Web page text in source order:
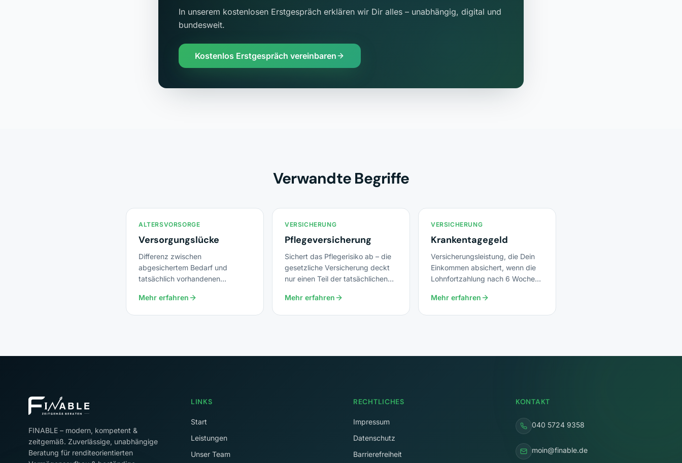
In unserem kostenlosen Erstgespräch erklären wir Dir alles – unabhängig, digital und
bundesweit.
Kostenlos Erstgespräch vereinbaren
Verwandte Begriffe
ALTERSVORSORGE
Versorgungslücke
Differenz zwischen
abgesichertem Bedarf und
tatsächlich vorhandenen
Berufsunfähigkeit oder Pflege.
Mehr erfahren
VERSICHERUNG
Pflegeversicherung
Sichert das Pflegerisiko ab – die
gesetzliche Versicherung deckt
nur einen Teil der tatsächlichen
Mehr erfahren
VERSICHERUNG
Krankentagegeld
Versicherungsleistung, die Dein
Einkommen absichert, wenn die
Lohnfortzahlung nach 6 Wochen
Mehr erfahren
FINABLE – modern, kompetent &
zeitgemäß. Zuverlässige, unabhängige
Beratung für renditeorientierten
LINKS
Start
Leistungen
Unser Team
RECHTLICHES
Impressum
Datenschutz
Barrierefreiheit
KONTAKT
040 5724 9358
moin@finable.de